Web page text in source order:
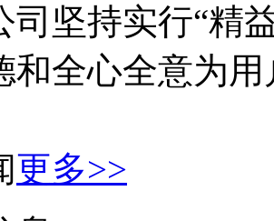
持实行“精益
和全心全意为
更多>>